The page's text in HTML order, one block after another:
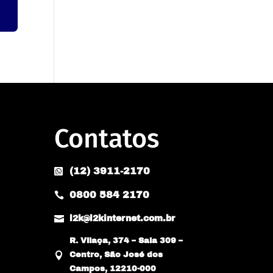
Contatos
 (12) 3911-2170
 0800 584 2170
 l2k@l2kinternet.com.br

R. Vilaça, 374 – Sala 309 –
Centro, São José dos
Campos, 12210-000